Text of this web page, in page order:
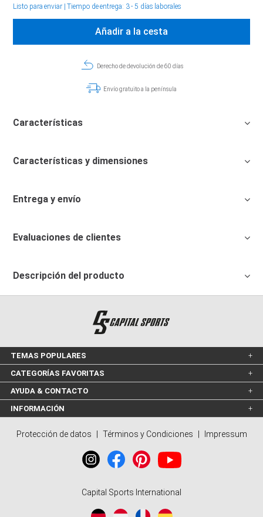
Listo para enviar |Tiempo de entrega: 3 - 5 días laborales
Añadir a la cesta
Derecho de devolución de 60 días
Envío gratuito a la península
Características
Características y dimensiones
Entrega y envío
Evaluaciones de clientes
Descripción del producto
TEMAS POPULARES
CATEGORÍAS FAVORITAS
AYUDA & CONTACTO
INFORMACIÓN
Protección de datos Términos y Condiciones Impressum
Capital Sports International